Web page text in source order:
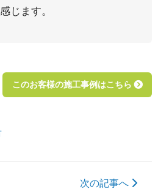
じます。
このお客様の施工事例はこちら
次の記事へ